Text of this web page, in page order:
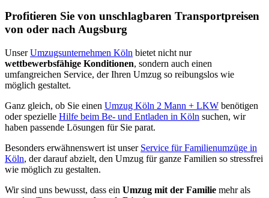
Profitieren Sie von unschlagbaren Transportpreisen
von oder nach Augsburg
UnserUmzugsunternehmen Köln bietet nicht nur
wettbewerbsfähige Konditionen, sondern auch einen
umfangreichen Service, der Ihren Umzug so reibungslos wie
möglich gestaltet.
Ganz gleich, ob Sie einen Umzug Köln 2 Mann + LKW benötigen
oder spezielle Hilfe beim Be- und Entladen in Köln suchen, wir
haben passende Lösungen für Sie parat.
Besonders erwähnenswert ist unser Service für Familienumzüge in
Köln, der darauf abzielt, den Umzug für ganze Familien so stressfrei
wie möglich zu gestalten.
Wir sind uns bewusst, dass ein Umzug mit der Familie mehr als